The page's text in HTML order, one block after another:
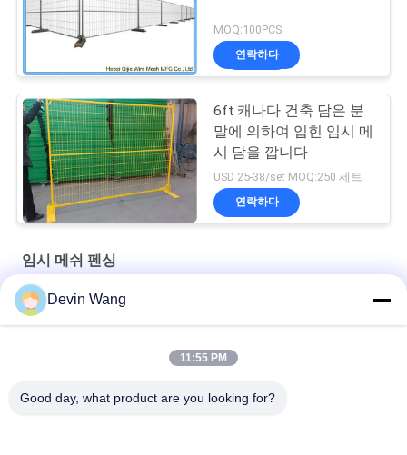
MOQ:100PCS
연락하다
6ft 캐나다 건축 담은 분
말에 의하여 입힌 임시 메
시 담을 깝니다
USD 25-38/set MOQ:250 세트
연락하다
임시 메쉬 펜싱
임시 철장Devin Wang
11:55 PM
Good day, what product are you looking for?